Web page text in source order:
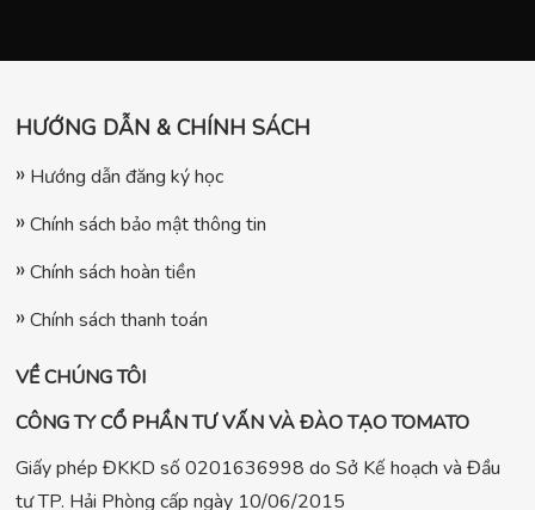
HƯỚNG DẪN & CHÍNH SÁCH
Hướng dẫn đăng ký học
Chính sách bảo mật thông tin
Chính sách hoàn tiền
Chính sách thanh toán
VỀ CHÚNG TÔI
CÔNG TY CỔ PHẦN TƯ VẤN VÀ ĐÀO TẠO TOMATO
Giấy phép ĐKKD số 0201636998 do Sở Kế hoạch và Đầu
tư TP. Hải Phòng cấp ngày 10/06/2015